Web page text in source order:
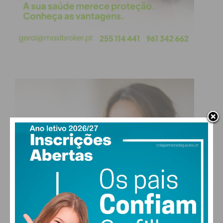
Administrativa Extraordinária, bem como a
concessão de 14 indultos, foram aplicadas medidas
para proteger as prisões.
aplicada a todas as prisões do país a 16 de março.
Para compensar os reclusos, são permitidas três
chamadas telefónicas diárias com cinco minutos de
duração para familiares e amigos.
Ao mesmo tempo, foram suspensas as
transferências de reclusos entre prisões, “salvo se
motivos de segurança o determinarem”. Foram
também proibidas todas as atividades de trabalho
com entidades externas, bem como as atividades
escolares, formativas e de ocupação de tempos